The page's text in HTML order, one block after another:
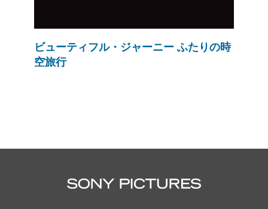
ビューティフル・ジャーニー ふたりの時
空旅行